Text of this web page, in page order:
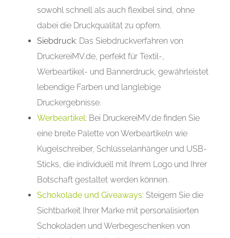
sowohl schnell als auch flexibel sind, ohne
dabei die Druckqualität zu opfern.
Siebdruck: Das Siebdruckverfahren von
DruckereiMV.de, perfekt für Textil-,
Werbeartikel- und Bannerdruck, gewährleistet
lebendige Farben und langlebige
Druckergebnisse.
Werbeartikel: Bei DruckereiMV.de finden Sie
eine breite Palette von Werbeartikeln wie
Kugelschreiber, Schlüsselanhänger und USB-
Sticks, die individuell mit Ihrem Logo und Ihrer
Botschaft gestaltet werden können.
Schokolade und Giveaways: Steigern Sie die
Sichtbarkeit Ihrer Marke mit personalisierten
Schokoladen und Werbegeschenken von